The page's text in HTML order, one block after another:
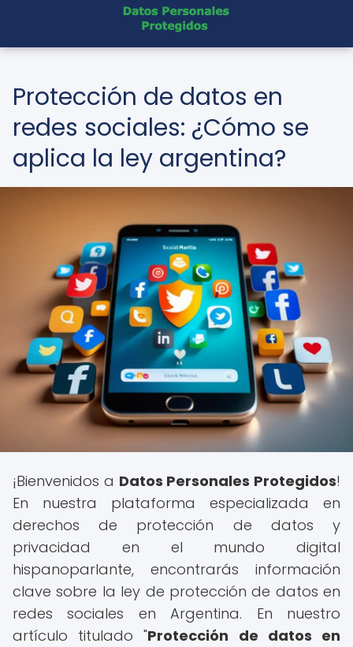
Protección de datos en
redes sociales: ¿Cómo se
aplica la ley argentina?
¡Bienvenidos a Datos Personales Protegidos!
En nuestra plataforma especializada en
derechos de protección de datos y
privacidad en el mundo digital
hispanoparlante, encontrarás información
clave sobre la ley de protección de datos en
redes sociales en Argentina. En nuestro
artículo titulado "Protección de datos en